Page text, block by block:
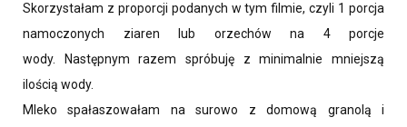
Skorzystałam z proporcji podanych w tym filmie, czyli 1 porcja
namoczonych ziaren lub orzechów na 4 porcje
wody. Następnym razem spróbuję z minimalnie mniejszą
ilością wody.
Mleko spałaszowałam na surowo z domową granolą i